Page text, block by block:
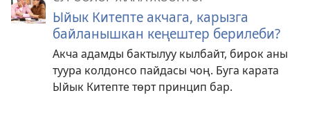
Ыйык Китепте акчага, карызга
байланышкан кеңештер берилеби?
Акча адамды бактылуу кылбайт, бирок аны
туура колдонсо пайдасы чоң. Буга карата
Ыйык Китепте төрт принцип бар.